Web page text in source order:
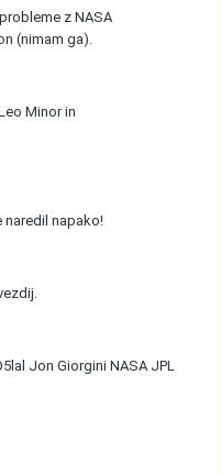
z NASA
(nimam ga).
Minor in
naredil napako!
Jon Giorgini NASA JPL